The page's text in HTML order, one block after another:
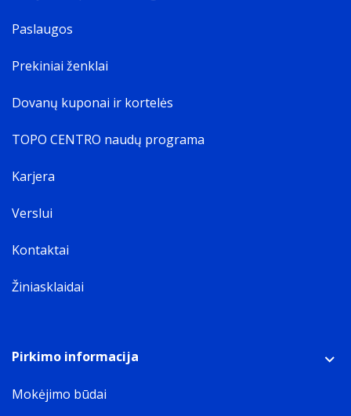
šviesos plokščių ir valdiklio jungtys | 10 dvipusės lipnios
Paslaugos
Prekiniai ženklai
Dovanų kuponai ir kortelės
TOPO CENTRO naudų programa
Karjera
Verslui
Kontaktai
Žiniasklaidai
Pirkimo informacija
Mokėjimo būdai